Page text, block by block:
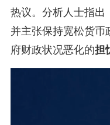
热议。分析人士指出
并主张保持宽松货币
府财政状况恶化的担